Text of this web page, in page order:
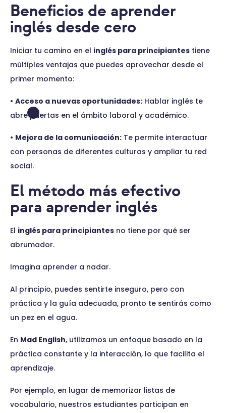
Beneficios de aprender
inglés desde cero
Iniciar tu camino en el inglés para principiantes tiene
múltiples ventajas que puedes aprovechar desde el
primer momento:
• Acceso a nuevas oportunidades: Hablar inglés te
abre puertas en el ámbito laboral y académico.
• Mejora de la comunicación: Te permite interactuar
con personas de diferentes culturas y ampliar tu red
social.
El método más efectivo
para aprender inglés
El inglés para principiantes no tiene por qué ser
abrumador.
Imagina aprender a nadar.
Al principio, puedes sentirte inseguro, pero con
práctica y la guía adecuada, pronto te sentirás como
un pez en el agua.
En Mad English, utilizamos un enfoque basado en la
práctica constante y la interacción, lo que facilita el
aprendizaje.
Por ejemplo, en lugar de memorizar listas de
vocabulario, nuestros estudiantes participan en